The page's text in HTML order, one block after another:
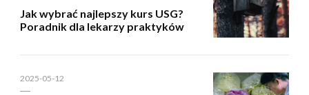
Jak wybrać najlepszy kurs USG?
Poradnik dla lekarzy praktyków
2025-05-12